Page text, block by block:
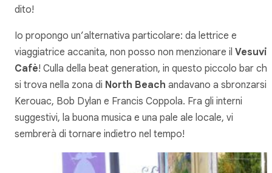
dito!
Io propongo un’alternativa particolare: da lettrice e
viaggiatrice accanita, non posso non menzionare il
Cafè! Culla della beat generation, in questo piccolo bar che
si trova nella zona di North Beach andavano a sbronzarsi
Kerouac, Bob Dylan e Francis Coppola. Fra gli interni
suggestivi, la buona musica e una pale ale locale, vi
sembrerà di tornare indietro nel tempo!